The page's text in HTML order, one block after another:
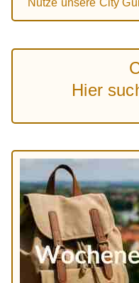
Nutze unsere City
Hier